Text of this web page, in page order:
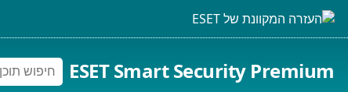
ESET Smart Security Premium